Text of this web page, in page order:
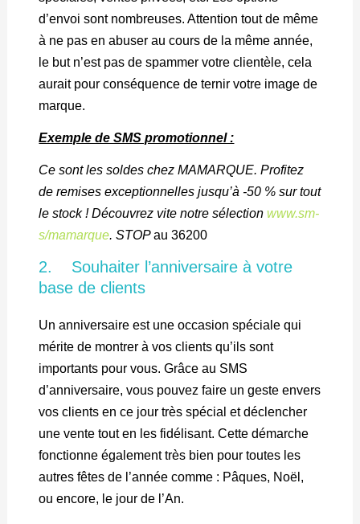
d’envoi sont nombreuses. Attention tout de même
à ne pas en abuser au cours de la même année,
le but n’est pas de spammer votre clientèle, cela
aurait pour conséquence de ternir votre image de
marque.
Exemple de SMS promotionnel :
Ce sont les soldes chez MAMARQUE. Profitez
de remises exceptionnelles jusqu’à -50 % sur tout
le stock ! Découvrez vite notre sélectionwww.sm-
s/mamarque. STOPau 36200
2. Souhaiter l’anniversaire à votre
base de clients
Un anniversaire est une occasion spéciale qui
mérite de montrer à vos clients qu’ils sont
importants pour vous. Grâce au SMS
d’anniversaire, vous pouvez faire un geste envers
vos clients en ce jour très spécial et déclencher
une vente tout en les fidélisant. Cette démarche
fonctionne également très bien pour toutes les
autres fêtes de l’année comme : Pâques, Noël,
ou encore, le jour de l’An.